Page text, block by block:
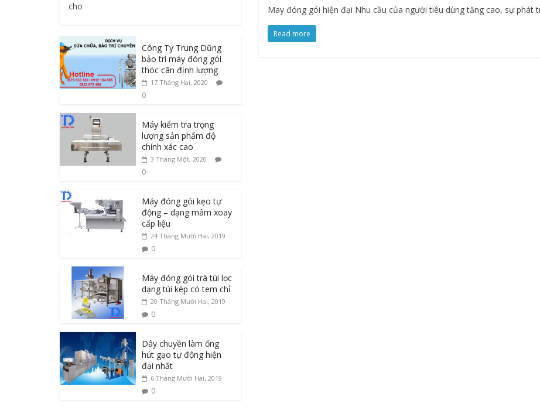
May đóng gói hiện đại Nhu cầu của người tiêu dùng tăng cao, sự phát
Read more
cho
Công Ty Trung Dũng
bảo trì máy đóng gói
thóc cân định lượng
17 Tháng Hai, 2020
0
Máy kiểm tra trọng
lượng sản phẩm độ
chính xác cao
3 Tháng Một, 2020
0
Máy đóng gói kẹo tự
động – dạng mâm xoay
cấp liệu
24 Tháng Mười Hai, 2019
0
Máy đóng gói trà túi lọc
dạng túi kép có tem chỉ
20 Tháng Mười Hai, 2019
0
Dây chuyền làm ống
hút gạo tự động hiện
đại nhất
6 Tháng Mười Hai, 2019
0